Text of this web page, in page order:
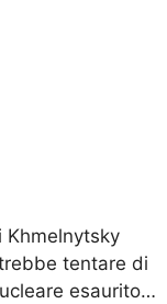
Khmelnytsky
tentare di
esaurito…